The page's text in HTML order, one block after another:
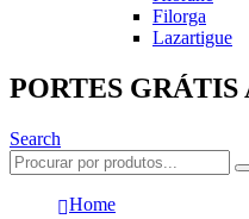
Filorga
Lazartigue
PORTES GRÁTIS
Search
Home